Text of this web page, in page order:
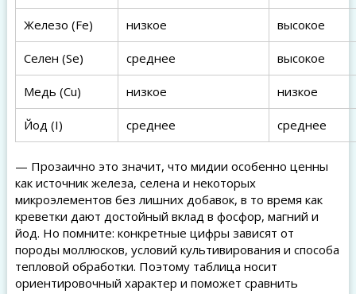
Железо (Fe) низкое высокое
Селен (Se) среднее высокое
Медь (Cu) низкое низкое
Йод (I) среднее среднее
— Прозаично это значит, что мидии особенно ценны
как источник железа, селена и некоторых
микроэлементов без лишних добавок, в то время как
креветки дают достойный вклад в фосфор, магний и
йод. Но помните: конкретные цифры зависят от
породы моллюсков, условий культивирования и способа
тепловой обработки. Поэтому таблица носит
ориентировочный характер и поможет сравнить